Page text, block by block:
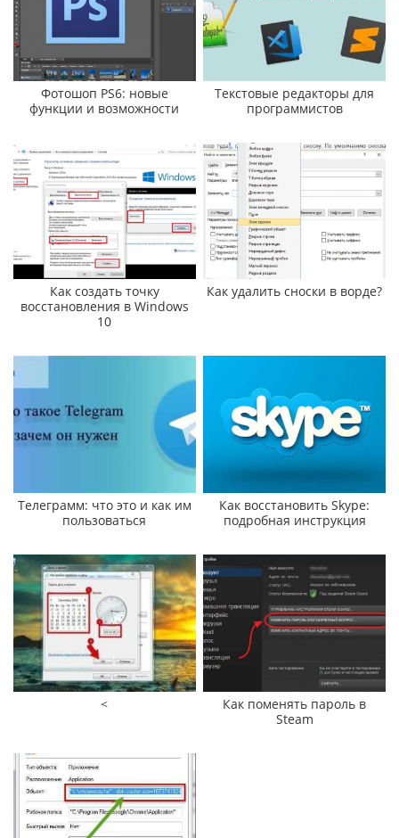
Фотошоп PS6: новые
функции и возможности
Текстовые редакторы для
программистов
Как создать точку
восстановления в Windows
10
Как удалить сноски в ворде?
Телеграмм: что это и как им
пользоваться
Как восстановить Skype:
подробная инструкция
<
Как поменять пароль в
Steam